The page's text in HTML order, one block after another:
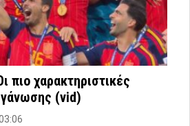
πιο χαρακτηριστικές
(vid)